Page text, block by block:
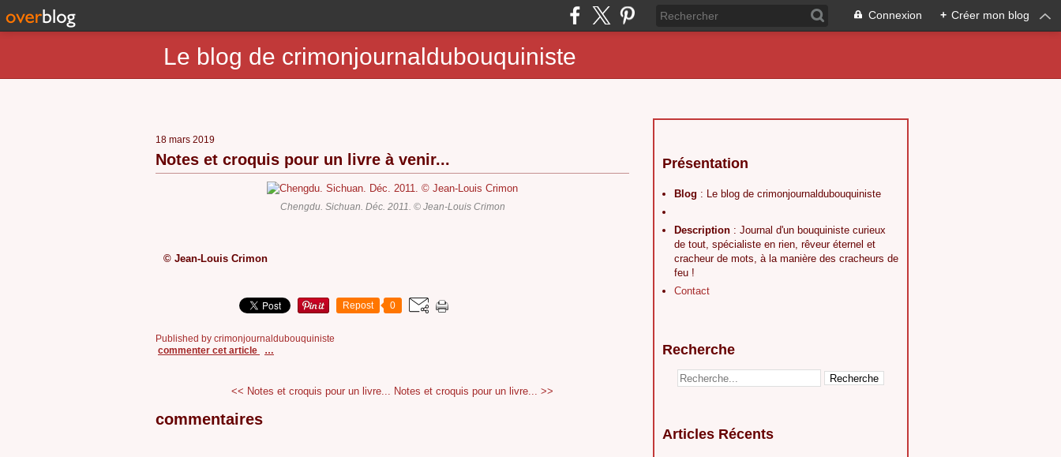
Connexion + Créer mon blog
Le blog de crimonjournaldubouquiniste
18 mars 2019
Notes et croquis pour un livre à venir...
Chengdu. Sichuan. Déc. 2011. © Jean-Louis Crimon
© Jean-Louis Crimon
Repost 0
Published by crimonjournaldubouquiniste
commenter cet article
…
<< Notes et croquis pour un livre... Notes et croquis pour un livre... >>
commentaires
Présentation
Blog : Le blog de crimonjournaldubouquiniste
Description : Journal d'un bouquiniste curieux
de tout, spécialiste en rien, rêveur éternel et
cracheur de mots, à la manière des cracheurs de
feu !
Contact
Recherche
Articles Récents